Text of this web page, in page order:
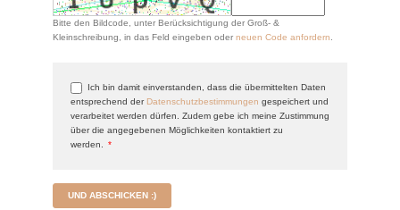
Bitte den Bildcode, unter Berücksichtigung der Groß- &
Kleinschreibung, in das Feld eingeben oder neuen Code anfordern
Ich bin damit einverstanden, dass die übermittelten Daten
entsprechend der Datenschutzbestimmungen gespeichert und
verarbeitet werden dürfen. Zudem gebe ich meine Zustimmung
über die angegebenen Möglichkeiten kontaktiert zu
werden.
*
UND ABSCHICKEN :)